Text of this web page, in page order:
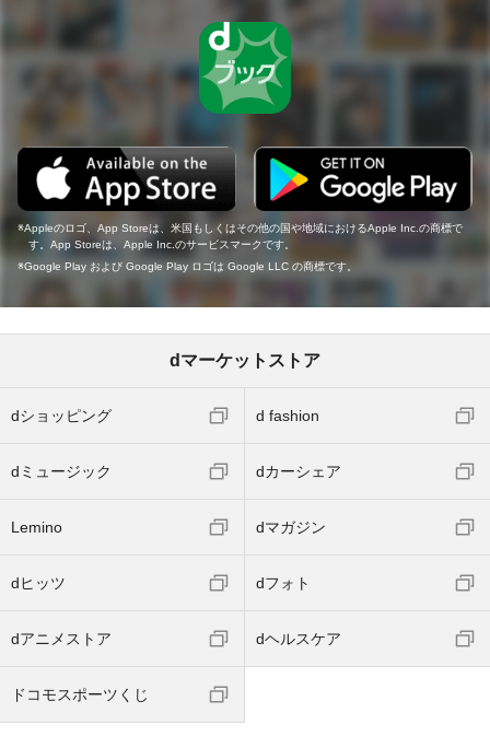
Appleのロゴ、App Storeは、米国もしくはその他の国や地域におけるApple Inc.の商標で
す。App Storeは、Apple Inc.のサービスマークです。
Google Play および Google Play ロゴは Google LLC の商標です。
dマーケットストア
dショッピング d fashion
dミュージック dカーシェア
Lemino dマガジン
dヒッツ dフォト
dアニメストア dヘルスケア
ドコモスポーツくじ